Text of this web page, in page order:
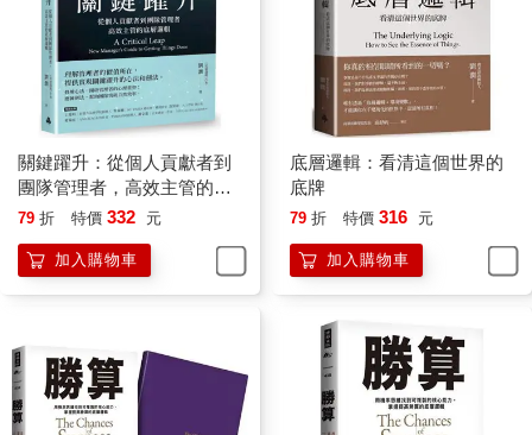
所以，只有掌握了底層邏輯，只有探尋到萬變中的不變，才能動
態地、持續地看清事物的本質。
在這本書中，我把在《5分鐘商學院》中講述的底層邏輯的內容進
行了總結，與你分享是非對錯、思考問題、個體進化、理解他
人、社會協作五個方面的底層邏輯，帶你看清世界的底牌。
「底層邏輯」來源於不同中的相同，變化背後的不變。
「底層邏輯」並不局限於商業世界。希望你在看到千變萬化的世
數」不斷創造新的方法論，看清世界的底牌，始終如魚得水。
《底層邏輯2：帶你升級思考，挖掘數字裡蘊含的商業寶藏》
前言
很多人對數學有一種恐懼感，一談到數學就會臉色驟變，因
關鍵躍升：從個人貢獻者到
團隊管理者，高效主管的底
層邏輯
79 折 特價 332 元
加入購物車
底層邏輯：看清這個世界的
底牌
79 折 特價 316 元
加入購物車